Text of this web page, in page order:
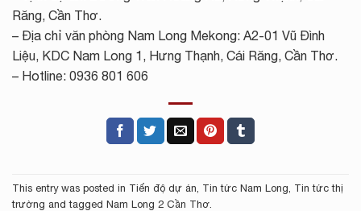
Răng, Cần Thơ.
– Địa chỉ văn phòng Nam Long Mekong: A2-01 Vũ Đình
Liệu, KDC Nam Long 1, Hưng Thạnh, Cái Răng, Cần Thơ.
– Hotline: 0936 801 606
This entry was posted in Tiến độ dự án Tin tức Nam Long Tin tức thị
trường and tagged Nam Long 2 Cần Thơ